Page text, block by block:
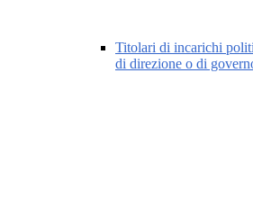
Titolari di incarichi
di direzione o di